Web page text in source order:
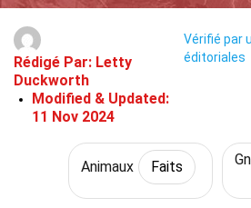
Rédigé Par: Letty
Duckworth
Modified & Updated:
11 Nov 2024
Vérifié par
éditoriales
Animaux Faits